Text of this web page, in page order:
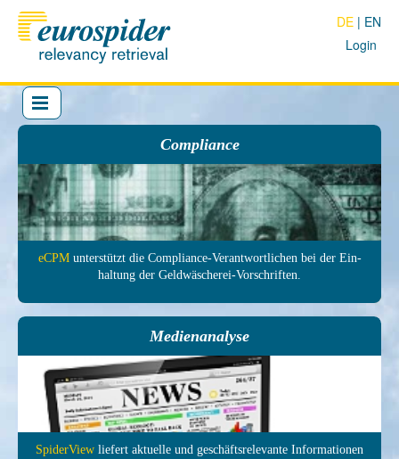
Login
DE EN
Compliance
eCPMunter­stützt die Com­pliance-Ver­antwort­lichen bei der Ein­
haltung der Geld­wäscherei-Vor­schrif­ten.
Medienanalyse
SpiderView liefert aktuelle und ge­schäfts­relevante In­forma­tionen